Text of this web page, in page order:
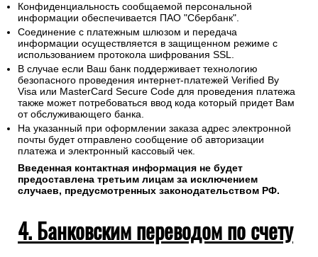
Конфиденциальность сообщаемой персональной
информации обеспечивается ПАО "Сбербанк".
Соединение с платежным шлюзом и передача
информации осуществляется в защищенном режиме с
использованием протокола шифрования SSL.
В случае если Ваш банк поддерживает технологию
безопасного проведения интернет-платежей Verified By
Visa или MasterCard Secure Code для проведения платежа
также может потребоваться ввод кода который придет Вам
от обслуживающего банка.
На указанный при оформлении заказа адрес электронной
почты будет отправлено сообщение об авторизации
платежа и электронный кассовый чек.
Введенная контактная информация не будет
предоставлена третьим лицам за исключением
случаев, предусмотренных законодательством РФ.
4. Банковским переводом по счету